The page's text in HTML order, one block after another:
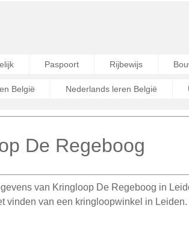
Paspoort Rijbewijs
België Nederlands leren België
De Regeboog
van Kringloop De Regeboog in
vinden van een kringloopwinkel in